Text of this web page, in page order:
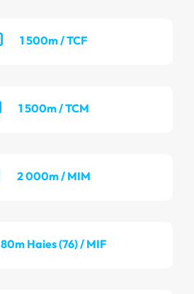
1 500m / TCF
1 500m / TCM
2 000m / MIM
80m Haies (76) / MIF